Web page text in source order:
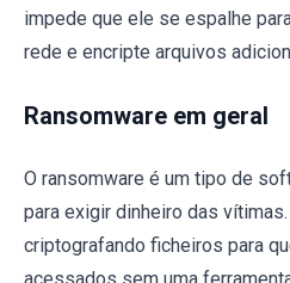
impede que ele se espalhe
rede e encripte arquivos
Ransomware em geral
O ransomware é um tipo de
para exigir dinheiro das
criptografando ficheiros para